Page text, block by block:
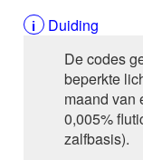
ALFENTANYL HCl
ALFUZOSINE
ALGELDRAAT
ALGELDRAAT /
ALGINAAT Na /
ALGINAAT Na /
CARBONAAT
Duiding
De codes
beperkte
maand van
0,005%
zalfbasis).